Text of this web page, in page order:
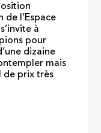
de l’Espace
à
pour
dizaine
mais
de prix très